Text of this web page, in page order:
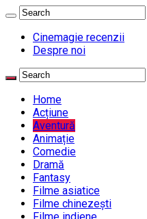
Cinemagie recenzii
Despre noi
Home
Acțiune
Aventură
Animație
Comedie
Dramă
Fantasy
Filme asiatice
Filme chinezești